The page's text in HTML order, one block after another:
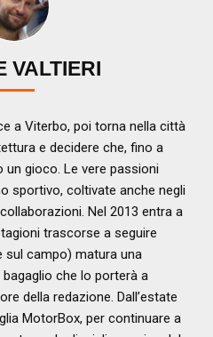
VALTIERI
a Viterbo, poi torna nella città
e decidere che, fino a
gioco. Le vere passioni
sportivo, coltivate anche negli
Nel 2013 entra a
trascorse a seguire
sul campo) matura una
che lo porterà a
della redazione. Dall’estate
MotorBox, per continuare a